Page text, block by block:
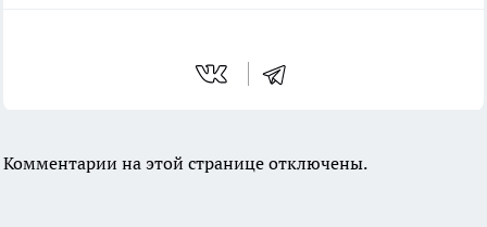
Комментарии на этой странице отключены.